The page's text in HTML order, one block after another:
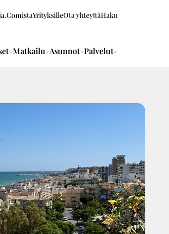
YrityksilleOta yhteyttäHaku
Matkailu Asunnot Palvelut